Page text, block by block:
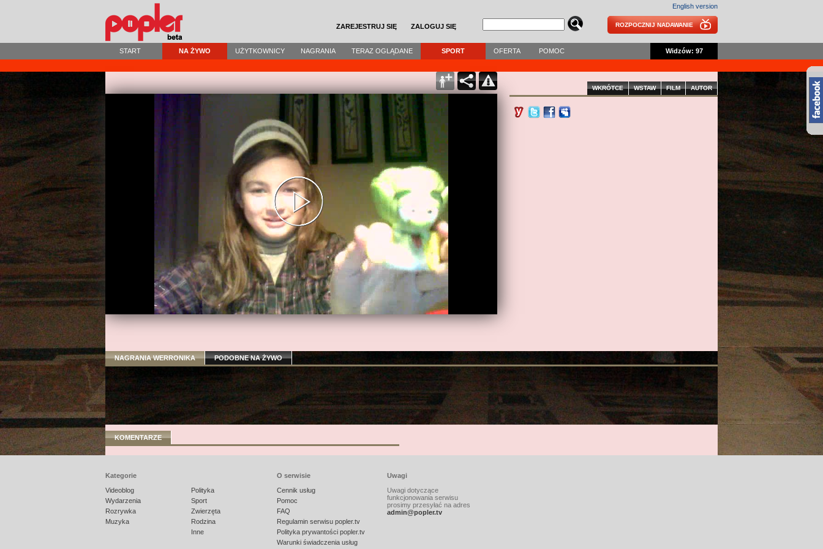
ZAREJESTRUJ SIĘ ZALOGUJ SIĘ
English version
ROZPOCZNIJ NADAWANIE
START NA ŻYWO UŻYTKOWNICY NAGRANIA TERAZ OGLĄDANE SPORT OFERTA POMOC Widzów: 97
AUTOR
FILM
WSTAW
WKRÓTCE
NAGRANIA WERRONIKA PODOBNE NA ŻYWO
KOMENTARZE
Kategorie
Videoblog
Wydarzenia
Rozrywka
Muzyka
Polityka
Sport
Zwierzęta
Rodzina
Inne
O serwisie
Cennik usług
Pomoc
FAQ
Regulamin serwisu popler.tv
Polityka prywantości popler.tv
Warunki świadczenia usług
Uwagi
Uwagi dotyczące
funkcjonowania serwisu
prosimy przesyłać na adres
admin@popler.tv